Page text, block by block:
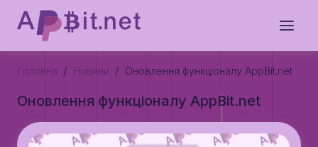
Головна / Новини / Оновлення функціоналу AppBit.net
Оновлення функціоналу AppBit.net